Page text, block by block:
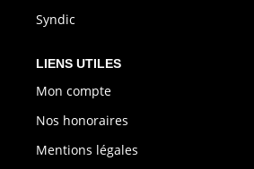
Syndic
LIENS UTILES
Mon compte
Nos honoraires
Mentions légales